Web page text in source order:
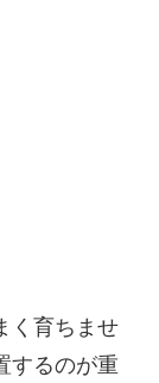
く育ちませ
するのが重